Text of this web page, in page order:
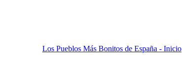
Los Pueblos Más Bonitos de España - Inicio